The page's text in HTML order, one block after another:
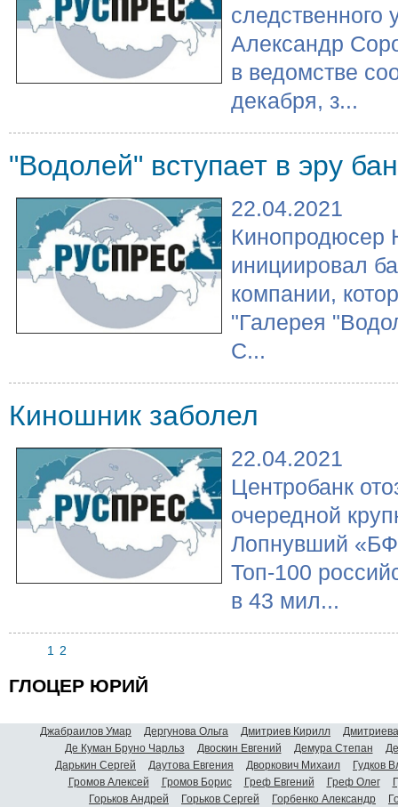
Александр
в ведомстве
декабря, з...
"Водолей" вступает в эру
22.04.2021
Кинопродюсер
инициировал
компании,
"Галерея
С...
Киношник заболел
22.04.2021
Центробанк
очередной
Лопнувший
Топ-100
в 43 мил...
1 2
ГЛОЦЕР ЮРИЙ
Джабраилов Умар Дергунова Ольга Дмитриев Кирилл
Де Куман Бруно Чарльз
Двоскин Евгений Демура Степан
Дарькин Сергей
Даутова Евгения Дворкович Михаил
Гудков
Громов Алексей
Громов Борис Греф Евгений Греф Олег
Горьков Андрей
Горьков Сергей Горбенко Александр